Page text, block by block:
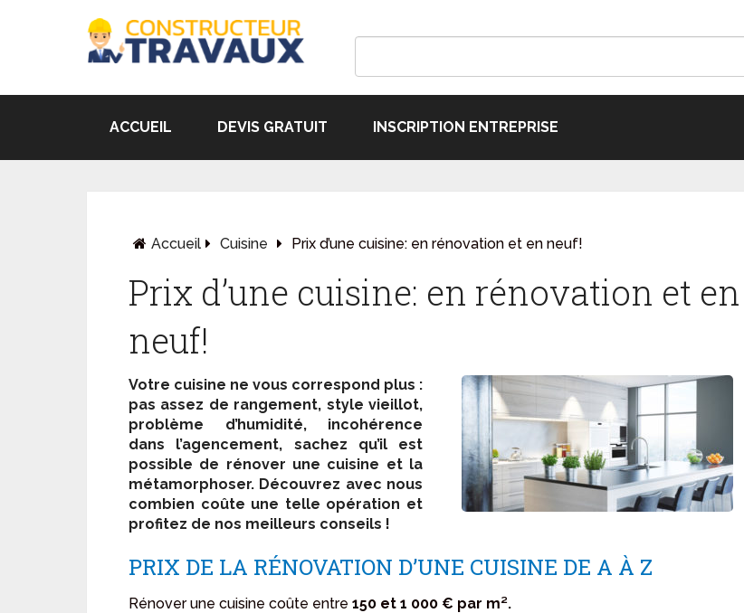
ACCUEIL DEVIS GRATUIT INSCRIPTION ENTREPRISE
Accueil Cuisine Prix d’une cuisine: en rénovation et en neuf!
Prix d’une cuisine: en rénovation et en
neuf!
Votre cuisine ne vous correspond plus :
pas assez de rangement, style vieillot,
problème d’humidité, incohérence
dans l’agencement, sachez qu’il est
possible de rénover une cuisine et la
métamorphoser. Découvrez avec nous
combien coûte une telle opération et
profitez de nos meilleurs conseils !
PRIX DE LA RÉNOVATION D’UNE CUISINE DE A À Z
Rénover une cuisine coûte entre 150 et 1 000 € par m².